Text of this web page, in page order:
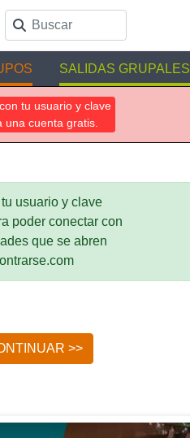
SALIDAS GRUPALES
tu usuario y clave
una cuenta gratis.
usuario y clave
poder conectar con
que se abren
>>